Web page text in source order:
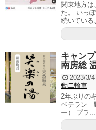
関東地方は
た。 いっ
続いている
キャン
南房総
2023/3/4
動二輪車
2年ぶりの
ベテラン
ー） プラ...